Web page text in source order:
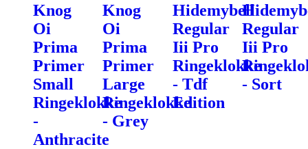
Knog
Oi
Prima
Primer
Small
Ringeklokke
-
Anthracite
Knog
Oi
Prima
Primer
Large
Ringeklokke
- Grey
Hidemybell
Regular
Iii Pro
Ringeklokke
- Tdf
Edition
Regular
Iii Pro
- Sort